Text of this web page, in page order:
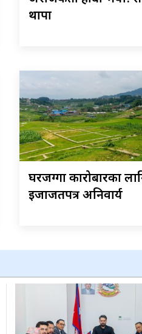
थापा
घरजग्गा कारोबारका
इजाजतपत्र अनिवार्य